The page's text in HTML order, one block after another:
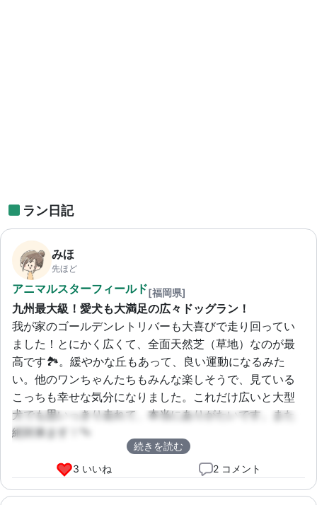
ラン日記
みほ
先ほど
アニマルスターフィールド[福岡県]
九州最大級！愛犬も大満足の広々ドッグラン！
我が家のゴールデンレトリバーも大喜びで走り回ってい
ました！とにかく広くて、全面天然芝（草地）なのが最
高です🏞️。緩やかな丘もあって、良い運動になるみた
い。他のワンちゃんたちもみんな楽しそうで、見ている
こっちも幸せな気分になりました。これだけ広いと大型
犬でも思いっきり走れて、本当にありがたいです。また
絶対来ます！🐾
続きを読む
3 いいね
2 コメント